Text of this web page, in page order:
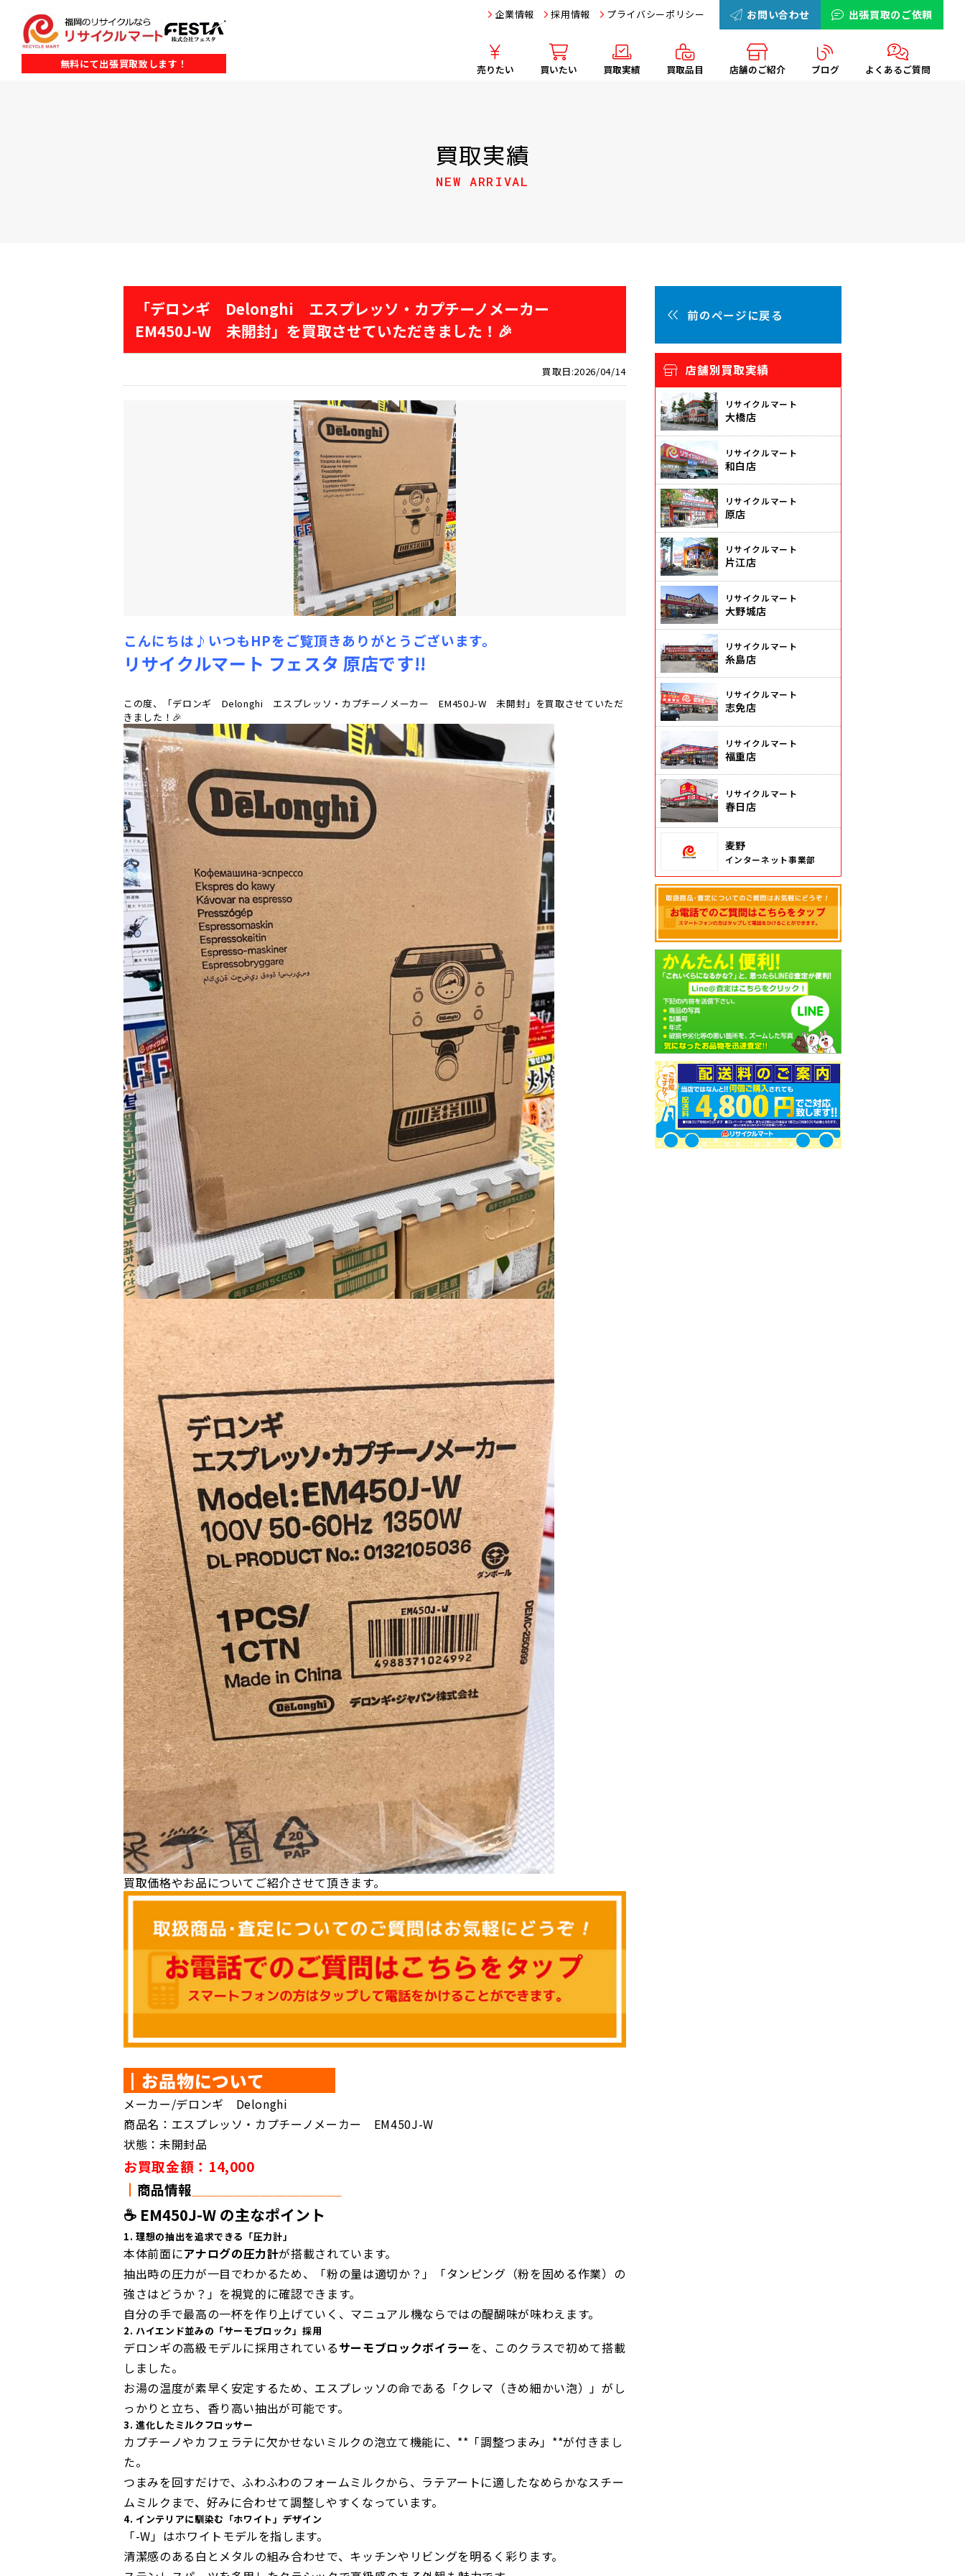
無料にて出張買取致します！
お問い合わせ 出張買取のご依頼
企業情報 採用情報 プライバシーポリシー
売りたい 買いたい 買取実績 買取品目 店舗のご紹介 ブログ よくあるご質問
買取実績
NEW ARRIVAL
「デロンギ Delonghi エスプレッソ・カプチーノメーカー
EM450J-W 未開封」を買取させていただきました！🎉
買取日:2026/04/14
こんにちは♪いつもHPをご覧頂きありがとうございます。
リサイクルマート フェスタ 原店です!!
この度、「デロンギ Delonghi エスプレッソ・カプチーノメーカー EM450J-W 未開封」を買取させていただ
きました！🎉
買取価格やお品についてご紹介させて頂きます。
┃お品物について
メーカー/デロンギ Delonghi
商品名：エスプレッソ・カプチーノメーカー EM450J-W
状態：未開封品
お買取金額：14,000
┃ 商品情報
☕️ EM450J-W の主なポイント
1. 理想の抽出を追求できる「圧力計」
本体前面にアナログの圧力計が搭載されています。
抽出時の圧力が一目でわかるため、「粉の量は適切か？」「タンピング（粉を固める作業）の
強さはどうか？」を視覚的に確認できます。
自分の手で最高の一杯を作り上げていく、マニュアル機ならではの醍醐味が味わえます。
2. ハイエンド並みの「サーモブロック」採用
デロンギの高級モデルに採用されているサーモブロックボイラーを、このクラスで初めて搭載
しました。
お湯の温度が素早く安定するため、エスプレッソの命である「クレマ（きめ細かい泡）」がし
っかりと立ち、香り高い抽出が可能です。
3. 進化したミルクフロッサー
カプチーノやカフェラテに欠かせないミルクの泡立て機能に、**「調整つまみ」**が付きまし
た。
つまみを回すだけで、ふわふわのフォームミルクから、ラテアートに適したなめらかなスチー
ムミルクまで、好みに合わせて調整しやすくなっています。
4. インテリアに馴染む「ホワイト」デザイン
「-W」はホワイトモデルを指します。
清潔感のある白とメタルの組み合わせで、キッチンやリビングを明るく彩ります。
前のページに戻る
店舗別買取実績
リサイクルマート
大橋店
リサイクルマート
和白店
リサイクルマート
原店
リサイクルマート
片江店
リサイクルマート
大野城店
リサイクルマート
糸島店
リサイクルマート
志免店
リサイクルマート
福重店
リサイクルマート
春日店
麦野
インターネット事業部